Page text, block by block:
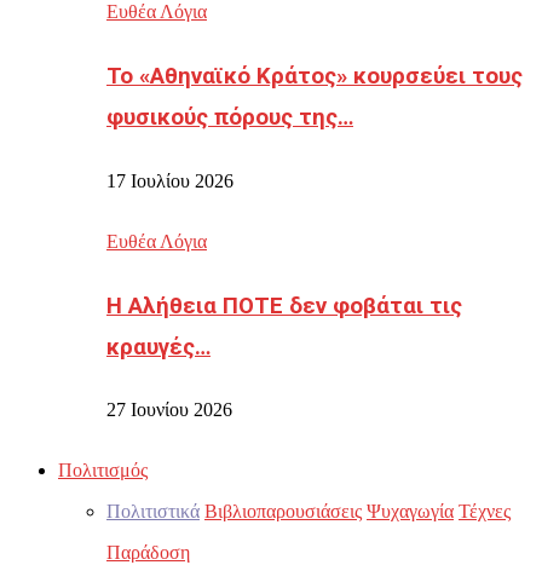
Ευθέα Λόγια
Το «Αθηναϊκό Κράτος» κουρσεύει τους
φυσικούς πόρους της…
17 Ιουλίου 2026
Ευθέα Λόγια
Η Αλήθεια ΠΟΤΕ δεν φοβάται τις
κραυγές…
27 Ιουνίου 2026
Πολιτισμός
Πολιτιστικά Βιβλιοπαρουσιάσεις Ψυχαγωγία Τέχνες
Παράδοση